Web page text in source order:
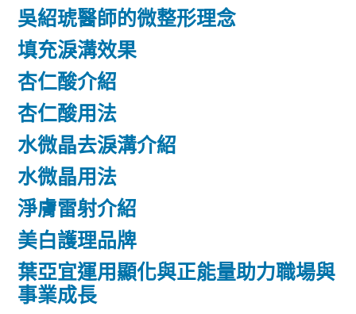
吳紹琥醫師的微整形理念
填充淚溝效果
杏仁酸介紹
杏仁酸用法
水微晶去淚溝介紹
水微晶用法
淨膚雷射介紹
美白護理品牌
葉亞宜運用顯化與正能量助力職場與
事業成長